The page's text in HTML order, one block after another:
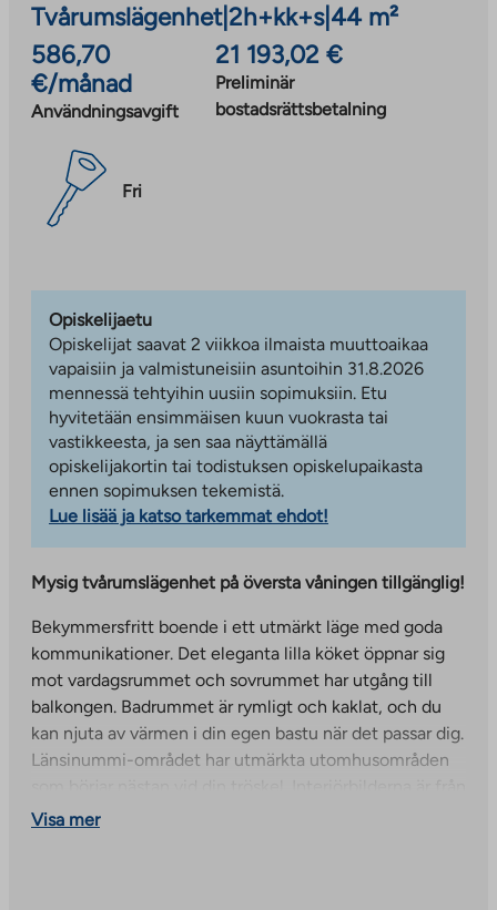
Tvårumslägenhet|2h+kk+s| 44 m²
586,70
€/månad
Användningsavgift
21 193,02 €
Preliminär
bostadsrättsbetalning
Fri
Opiskelijaetu
Opiskelijat saavat 2 viikkoa ilmaista muuttoaikaa
vapaisiin ja valmistuneisiin asuntoihin 31.8.2026
mennessä tehtyihin uusiin sopimuksiin. Etu
hyvitetään ensimmäisen kuun vuokrasta tai
vastikkeesta, ja sen saa näyttämällä
opiskelijakortin tai todistuksen opiskelupaikasta
ennen sopimuksen tekemistä.
Lue lisää ja katso tarkemmat ehdot!
Mysig tvårumslägenhet på översta våningen tillgänglig!
Bekymmersfritt boende i ett utmärkt läge med goda
kommunikationer. Det eleganta lilla köket öppnar sig
mot vardagsrummet och sovrummet har utgång till
balkongen. Badrummet är rymligt och kaklat, och du
kan njuta av värmen i din egen bastu när det passar dig.
Länsinummi-området har utmärkta utomhusområden
en annan liknande lägenhet i samma område.
Visa mer